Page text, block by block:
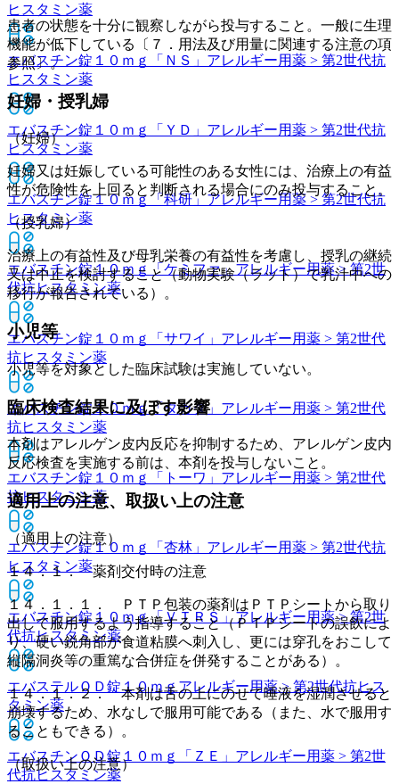
ヒスタミン薬
エバスチン錠１０ｍｇ「ＮＳ」 アレルギー用薬 > 第2世代抗
ヒスタミン薬
エバスチン錠１０ｍｇ「ＹＤ」 アレルギー用薬 > 第2世代抗
ヒスタミン薬
エバスチン錠１０ｍｇ「科研」アレルギー用薬 > 第2世代抗
ヒスタミン薬
エバスチン錠１０ｍｇ「ケミファ」アレルギー用薬 > 第2世
代抗ヒスタミン薬
エバスチン錠１０ｍｇ「サワイ」 アレルギー用薬 > 第2世代
抗ヒスタミン薬
エバスチン錠１０ｍｇ「タカタ」 アレルギー用薬 > 第2世代
抗ヒスタミン薬
エバスチン錠１０ｍｇ「トーワ」 アレルギー用薬 > 第2世代
抗ヒスタミン薬
エバスチン錠１０ｍｇ「杏林」 アレルギー用薬 > 第2世代抗
ヒスタミン薬
エバスチン錠１０ｍｇ「ＶＴＲＳ」アレルギー用薬 > 第2世
代抗ヒスタミン薬
エバステルＯＤ錠１０ｍｇ アレルギー用薬 > 第2世代抗ヒス
タミン薬
エバスチンＯＤ錠１０ｍｇ「ＺＥ」 アレルギー用薬 > 第2世
代抗ヒスタミン薬
患者の状態を十分に観察しながら投与すること。一般に生理
機能が低下している〔７．用法及び用量に関連する注意の項
参照〕。
妊婦・授乳婦
（妊婦）
妊婦又は妊娠している可能性のある女性には、治療上の有益
性が危険性を上回ると判断される場合にのみ投与すること。
（授乳婦）
治療上の有益性及び母乳栄養の有益性を考慮し、授乳の継続
又は中止を検討すること（動物実験（ラット）で乳汁中への
移行が報告されている）。
小児等
小児等を対象とした臨床試験は実施していない。
臨床検査結果に及ぼす影響
本剤はアレルゲン皮内反応を抑制するため、アレルゲン皮内
反応検査を実施する前は、本剤を投与しないこと。
適用上の注意、取扱い上の注意
（適用上の注意）
１４．１． 薬剤交付時の注意
１４．１．１． ＰＴＰ包装の薬剤はＰＴＰシートから取り
出して服用するよう指導すること（ＰＴＰシートの誤飲によ
り、硬い鋭角部が食道粘膜へ刺入し、更には穿孔をおこして
縦隔洞炎等の重篤な合併症を併発することがある）。
１４．１．２． 本剤は舌の上にのせて唾液を湿潤させると
崩壊するため、水なしで服用可能である（また、水で服用す
ることもできる）。
（取扱い上の注意）